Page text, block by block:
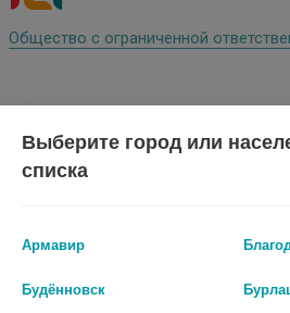
Общество с ограниченной
«Ставропольские городские аптеки
Выберите город или
списка
Армавир
Будённовск